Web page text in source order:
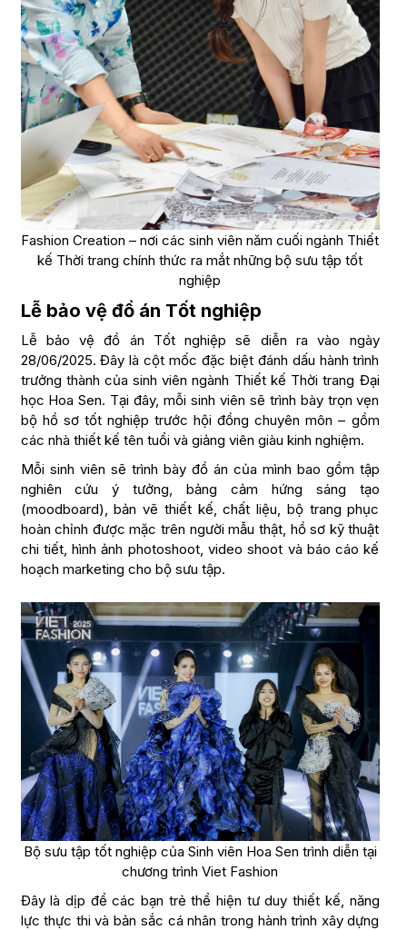
Fashion Creation – nơi các sinh viên năm cuối ngành Thiết
kế Thời trang chính thức ra mắt những bộ sưu tập tốt
nghiệp
Lễ bảo vệ đồ án Tốt nghiệp
Lễ bảo vệ đồ án Tốt nghiệp sẽ diễn ra vào ngày
28/06/2025. Đây là cột mốc đặc biệt đánh dấu hành trình
trưởng thành của sinh viên ngành Thiết kế Thời trang Đại
học Hoa Sen. Tại đây, mỗi sinh viên sẽ trình bày trọn vẹn
bộ hồ sơ tốt nghiệp trước hội đồng chuyên môn – gồm
các nhà thiết kế tên tuổi và giảng viên giàu kinh nghiệm.
Mỗi sinh viên sẽ trình bày đồ án của mình bao gồm tập
nghiên cứu ý tưởng, bảng cảm hứng sáng tạo
(moodboard), bản vẽ thiết kế, chất liệu, bộ trang phục
hoàn chỉnh được mặc trên người mẫu thật, hồ sơ kỹ thuật
chi tiết, hình ảnh photoshoot, video shoot và báo cáo kế
hoạch marketing cho bộ sưu tập.
Bộ sưu tập tốt nghiệp của Sinh viên Hoa Sen trình diễn tại
chương trình Viet Fashion
Đây là dịp để các bạn trẻ thể hiện tư duy thiết kế, năng
lực thực thi và bản sắc cá nhân trong hành trình xây dựng